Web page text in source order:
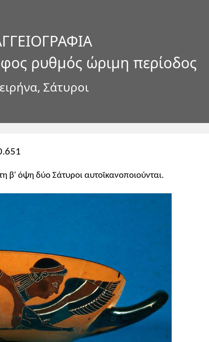
ρυθμός ώριμη περίοδος
Σάτυροι
β' όψη δύο Σάτυροι αυτοϊκανοποιούνται.